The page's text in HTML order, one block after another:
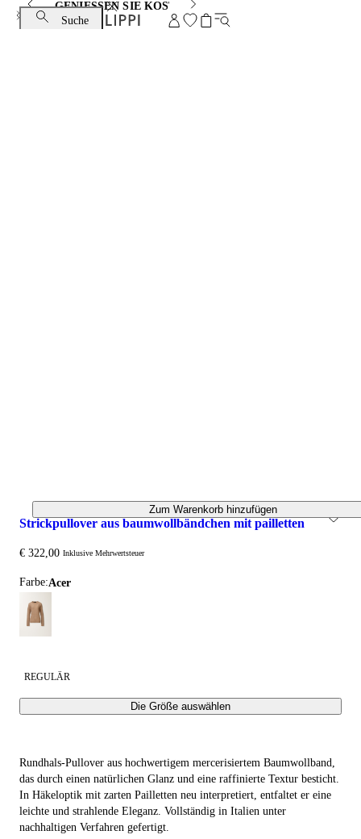
GENIESSEN SIE KOSTENLOSEN STANDARDVERSAND
Suche
strickpullover aus baumwollbändchen mit pailletten
€ 322,00 Inklusive Mehrwertsteuer
Farbe: acer
REGULÄR
Die Größe auswählen
Zum Warenkorb hinzufügen
Rundhals-Pullover aus hochwertigem mercerisiertem Baumwollband,
das durch einen natürlichen Glanz und eine raffinierte Textur besticht.
In Häkeloptik mit zarten Pailletten neu interpretiert, entfaltet er eine
leichte und strahlende Eleganz. Vollständig in Italien unter
nachhaltigen Verfahren gefertigt.